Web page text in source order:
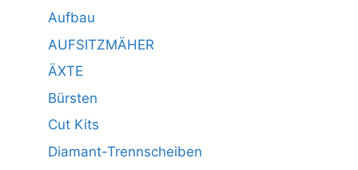
Aufbau
AUFSITZMÄHER
ÄXTE
Bürsten
Cut Kits
Diamant-Trennscheiben